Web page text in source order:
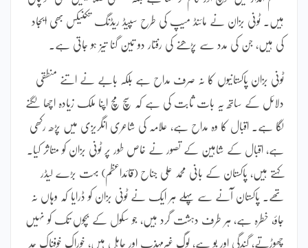
ہیں۔ ٹونی بزان نے مائنڈ میپ کی طرح سپیڈ ریڈنگ تکنیکس بھی ایجاد
کی ہیں، جن کی مدد سے پڑھنے کی رفتار دو تین گنا تیز ہو جاتی ہے۔
ٹونی بزان پاکستانیوں کا نہ صرف مداح ہے بلکہ بابے نے اتنے منطقی
دلائل کے ساتھ یہ بات ثابت کی ہے کہ سچ مچ اپنا ملک زیادہ اچھا لگنے
لگا ہے۔ اقبال کا وہ مداح ہے، علامہ کی شاعری انگریزی میں پڑھ رکھی
ہے، اقبال کے شاہین کے تصور نے خاص طور پر ٹونی بزان کو متاثر کیا۔
کہتے ہیں، پاکستان کے بانی محمد علی جناح (قائداعظم) بہت بڑے لیڈر
تھے۔ پاکستان آنے سے پہلے ہر ایک نے ٹونی بزان کو ڈرایا کہ وہاں نہ
جاؤ، خطرہ ہے، ہر طرف دہشت گرد ہیں، جو سکول کے بچوں تک کو نہیں
چھوڑتے، گندگی اور بو ہے، لوگ غیرمہذب اور جاہل ہیں، خوراک خوفناک حد